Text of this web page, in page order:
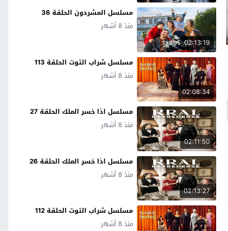
02:13:19
مسلسل المشردون الحلقة 36
منذ 8 أشهر
02:08:34
مسلسل شراب التوت الحلقة 113
منذ 8 أشهر
02:11:50
مسلسل اذا خسر الملك الحلقة 27
منذ 8 أشهر
02:13:27
مسلسل اذا خسر الملك الحلقة 26
منذ 8 أشهر
مسلسل شراب التوت الحلقة 112
منذ 8 أشهر